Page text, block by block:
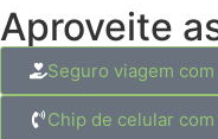
Aproveite
Seguro viagem
Chip de celular